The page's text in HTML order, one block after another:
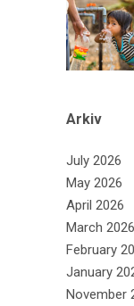
Arkiv
July 2026
May 2026
April 2026
March 2026
February
January
November